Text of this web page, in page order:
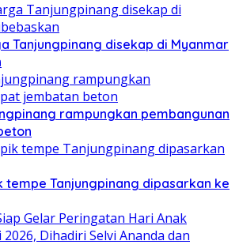
Tanjungpinang disekap di Myanmar
rampungkan pembangunan
tempe Tanjungpinang dipasarkan ke